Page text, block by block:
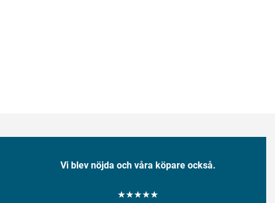
Vi blev nöjda och våra köpare också.
★★★★★